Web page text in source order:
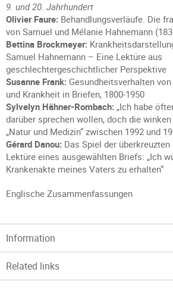
9. und 20. Jahrhundert
Olivier Faure: Behandlungsverläufe. Die
von Samuel und Mélanie Hahnemann
Bettina Brockmeyer:
Samuel Hahnemann – Eine Lektüre aus
geschlechtergeschichtlicher Perspektive
Susanne Frank: Gesundheitsverhalten
und Krankheit in Briefen, 1800-1950
Sylvelyn Hähner-Rombach: „Ich habe
darüber sprechen wollen, doch die winken
„Natur und Medizin“ zwischen 1992 und
Gérard Danou: Das Spiel der
Lektüre eines ausgewählten Briefs: „Ich
Krankenakte meines Vaters zu erhalten“
Englische Zusammenfassungen
Information
Related links